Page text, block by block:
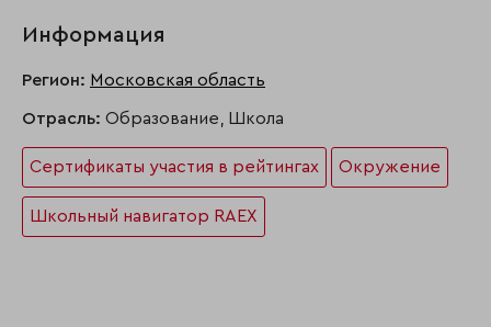
Информация
Регион: Московская область
Отрасль: Образование, Школа
Сертификаты участия в рейтингах Окружение
Школьный навигатор RAEX